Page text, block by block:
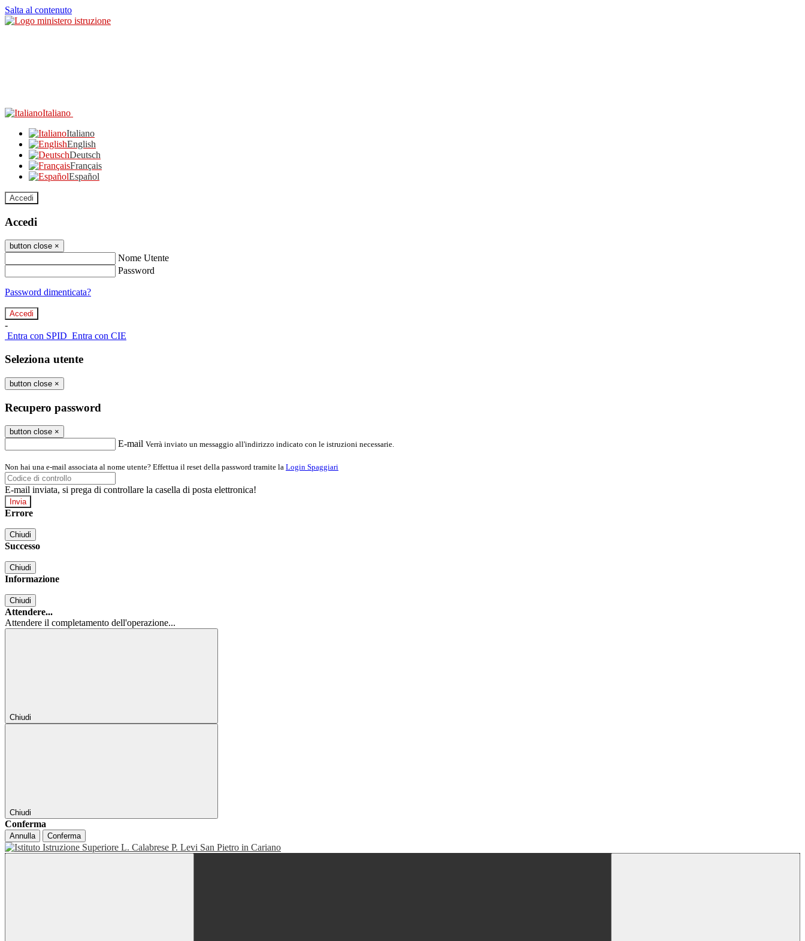
Salta al contenuto
Italiano
Italiano
English
Deutsch
Français
Español
Accedi
Accedi
button close ×
Nome Utente
Password
Password dimenticata?
-
Entra con SPID Entra con CIE
Seleziona utente
button close ×
Recupero password
button close ×
E-mail Verrà inviato un messaggio all'indirizzo indicato con le istruzioni necessarie.
Non hai una e-mail associata al nome utente? Effettua il reset della password tramite la Login Spaggiari
E-mail inviata, si prega di controllare la casella di posta elettronica!
Errore
Chiudi
Successo
Chiudi
Informazione
Chiudi
Attendere...
Attendere il completamento dell'operazione...
Chiudi
Chiudi
Conferma
Annulla Conferma